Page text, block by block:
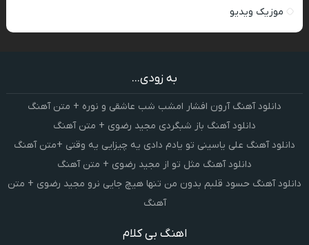
موزیک ویدیو
به زودی...
دانلود آهنگ آرون افشار امشب شب عاشقی و نوره + متن آهنگ
دانلود آهنگ باز شبگردی مجید رضوی + متن آهنگ
دانلود آهنگ علی یاسینی تو یادم دادی یه چیزایی یه وقتی +متن آهنگ
دانلود آهنگ مثل تو از مجید رضوی + متن آهنگ
دانلود آهنگ حسود قلبم بدون من تنها هیچ جایی نرو مجید رضوی + متن
آهنگ
اهنگ بی کلام